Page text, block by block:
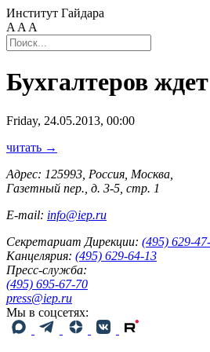
Институт Гайдара
A A A
Бухгалтеров
Friday, 24.05.2013, 00:00
читать →
Адрес: 125993, Россия, Москва,
Газетный пер., д. 3-5, стр. 1
E-mail: info@iep.ru
Секретариат Дирекции: (495) 629-
Канцелярия: (495) 629-64-13
Пресс-служба:
(495) 695-67-70
press@iep.ru
Мы в соцсетях: